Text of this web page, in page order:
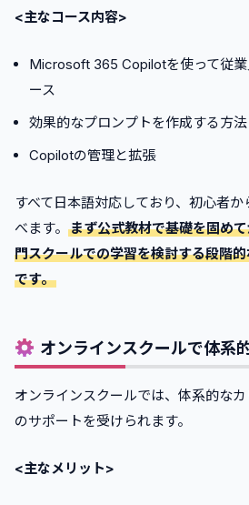
<主なコース内容>
Microsoft 365 Copilotを使って従
ース
効果的なプロンプトを作成する方法
Copilotの管理と拡張
すべて日本語対応しており、初心者
べます。 まず公式教材で基礎を固め
門スクールでの学習を検討する段階
です。
オンラインスクールで体系
オンラインスクールでは、体系的な
のサポートを受けられます。
<主なメリット>